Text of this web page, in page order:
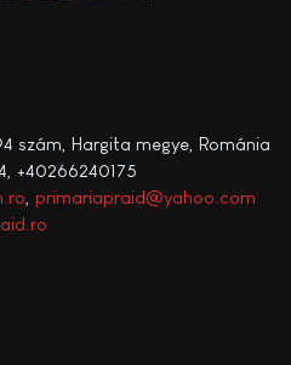
szám, Hargita megye, Románia
+40266240175
primariapraid@yahoo.com